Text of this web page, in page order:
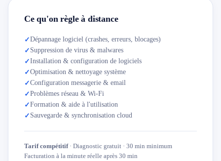
Ce qu'on règle à distance
✓Dépannage logiciel (crashes, erreurs, blocages)
✓ Suppression de virus & malwares
✓Installation & configuration de logiciels
✓Optimisation & nettoyage système
✓Configuration messagerie & email
✓Problèmes réseau & Wi-Fi
✓Formation & aide à l'utilisation
✓ Sauvegarde & synchronisation cloud
Tarif compétitif· Diagnostic gratuit · 30 min minimum
Facturation à la minute réelle après 30 min